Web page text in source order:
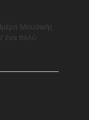
Μουσικής
ένα πολύ